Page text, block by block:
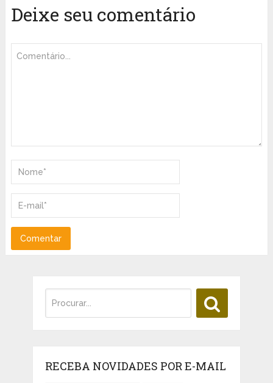
Deixe seu comentário
RECEBA NOVIDADES POR E-MAIL